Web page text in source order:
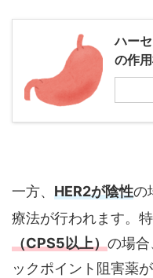
ハー
の作
一方、 HER2が陰性の
療法が行われます。特
（CPS5以上）の場合
ックポイント阻害薬